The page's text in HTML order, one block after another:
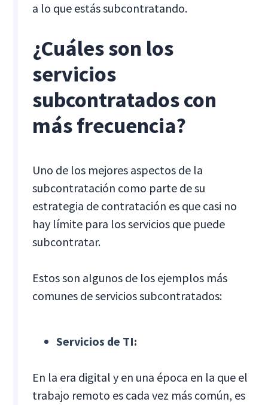
a lo que estás subcontratando.
¿Cuáles son los
servicios
subcontratados con
más frecuencia?
Uno de los mejores aspectos de la
subcontratación como parte de su
estrategia de contratación es que casi no
hay límite para los servicios que puede
subcontratar.
Estos son algunos de los ejemplos más
comunes de servicios subcontratados:
Servicios de TI:
En la era digital y en una época en la que el
trabajo remoto es cada vez más común, es